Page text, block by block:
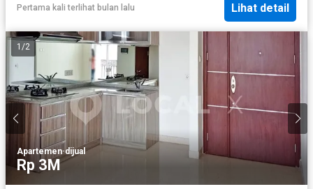
Pertama kali terlihat bulan lalu Lihat detail
1 /2
Apartemen·dijual
Rp 3M